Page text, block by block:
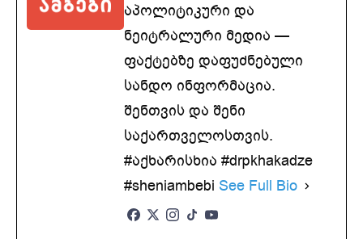
აპოლიტიკური და
ნეიტრალური მედია —
ფაქტებზე დაფუძნებული
სანდო ინფორმაცია.
შენთვის და შენი
საქართველოსთვის.
#აქხარისხია #drpkhakadze
#sheniambebi See Full Bio